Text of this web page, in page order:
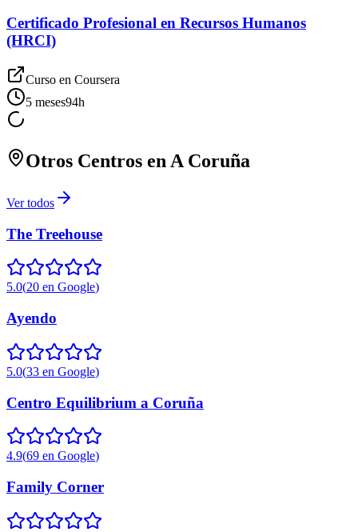
Certificado Profesional en Recursos Humanos
(HRCI)
Curso en Coursera
5 meses94h
Otros Centros en A Coruña
Ver todos
The Treehouse
5.0(20 en Google)
Ayendo
5.0(33 en Google)
Centro Equilibrium a Coruña
4.9(69 en Google)
Family Corner